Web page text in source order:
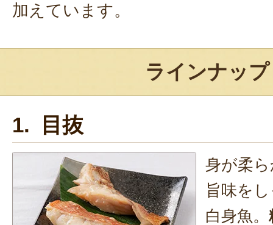
加えています。
ラインナップ
1. 目抜
身が柔
旨味を
白身魚。